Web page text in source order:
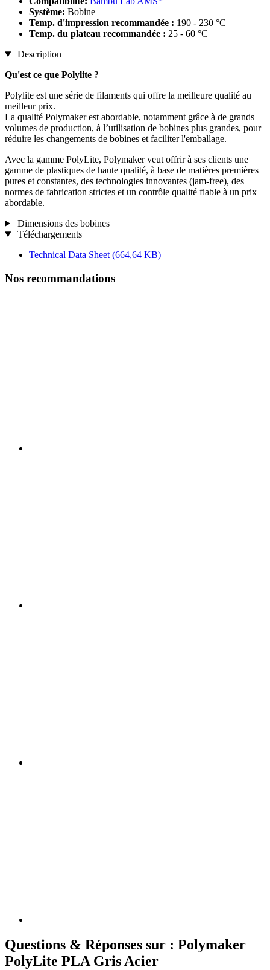
Système: Bobine
Temp. d'impression recommandée : 190 - 230 °C
Temp. du plateau recommandée : 25 - 60 °C
Description
Qu'est ce que Polylite ?
Polylite est une série de filaments qui offre la meilleure qualité au
meilleur prix.
La qualité Polymaker est abordable, notamment grâce à de grands
volumes de production, à l’utilisation de bobines plus grandes, pour
réduire les changements de bobines et faciliter l'emballage.
Avec la gamme PolyLite, Polymaker veut offrir à ses clients une
gamme de plastiques de haute qualité, à base de matières premières
pures et constantes, des technologies innovantes (jam-free), des
normes de fabrication strictes et un contrôle qualité fiable à un prix
abordable.
Dimensions des bobines
Téléchargements
Technical Data Sheet (664,64 KB)
Nos recommandations
Questions & Réponses sur : Polymaker
PolyLite PLA Gris Acier